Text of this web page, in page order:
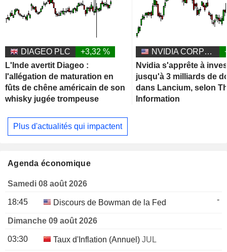
DIAGEO PLC
+3,32 %
L'Inde avertit Diageo :
l'allégation de maturation en
fûts de chêne américain de son
whisky jugée trompeuse
NVIDIA CORPORATION
Nvidia s'apprête à
jusqu'à 3 milliards de
dans Lancium, selon
Information
Plus d'actualités qui impactent
Agenda économique
Samedi 08 août 2026
18:45 Discours de Bowman de la Fed -
Dimanche 09 août 2026
03:30 Taux d'Inflation (Annuel) JUL